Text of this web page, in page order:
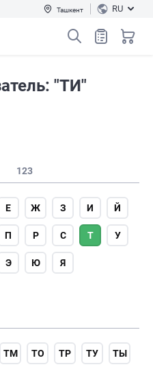
Ташкент RU
"ТИ"
123
Е Ж З И Й
П Р С Т У
Э Ю Я
ТМ ТО ТР ТУ ТЫ